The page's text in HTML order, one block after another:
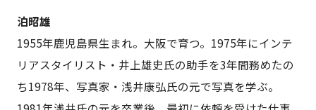
泊昭雄
1955年鹿児島県生まれ。大阪で育つ。1975年にインテ
リアスタイリスト・井上雄史氏の助手を3年間務めたの
ち1978年、写真家・浅井康弘氏の元で写真を学ぶ。